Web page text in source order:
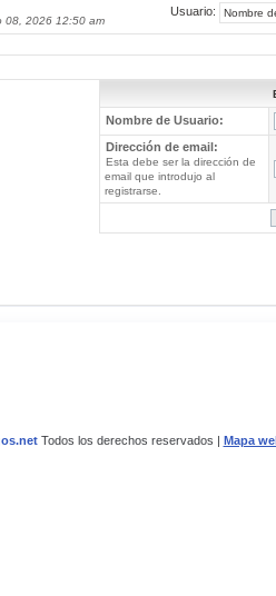
08, 2026 12:50 am
Usuario:
Nombre de Usuario:
Dirección de email:
Esta debe ser la dirección de
email que introdujo al
registrarse.
Todos los derechos reservados | Mapa